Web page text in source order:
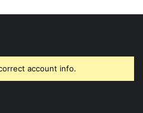
account info.